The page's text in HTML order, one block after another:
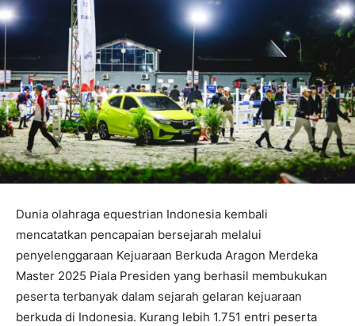
Dunia olahraga equestrian Indonesia kembali
mencatatkan pencapaian bersejarah melalui
penyelenggaraan Kejuaraan Berkuda Aragon Merdeka
Master 2025 Piala Presiden yang berhasil membukukan
peserta terbanyak dalam sejarah gelaran kejuaraan
berkuda di Indonesia. Kurang lebih 1.751 entri peserta